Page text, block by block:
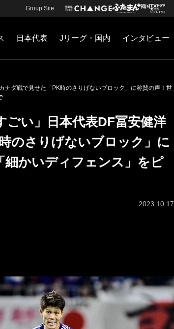
Group Site
日本代表 Jリーグ・国内 インタビュー
ナダ戦で見せた「PK時のさりげないブロック」に称賛の声！世
ごい」日本代表DF冨安健洋
のさりげないブロック」に
細かいディフェンス」をピ
2023.10.17